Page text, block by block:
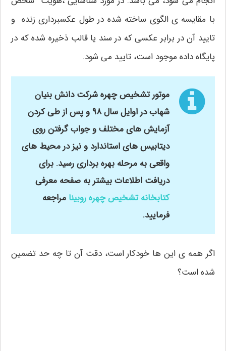
با مقایسه ی الگوی ساخته شده در طول عکسبرداری زنده و
تایید آن در برابر عکسی که در سند یا قالب ذخیره شده که در
پایگاه داده موجود است، تایید می شود.
موتور تشخیص چهره شرکت دانش بنیان
شهاب در اوایل سال ۹۸ و پس از طی کردن
آزمایش های مختلف و جواب گرفتن روی
دیتابیس های استاندارد و نیز در محیط های
واقعی به مرحله بهره برداری رسید. برای
دریافت اطلاعات بیشتر به صفحه معرفی
کتابخانه تشخیص چهرهروبینامراجعه
فرمایید.
اگر همه ی این ها خودکار است، دقت آن تا چه حد تضمین
شده است؟